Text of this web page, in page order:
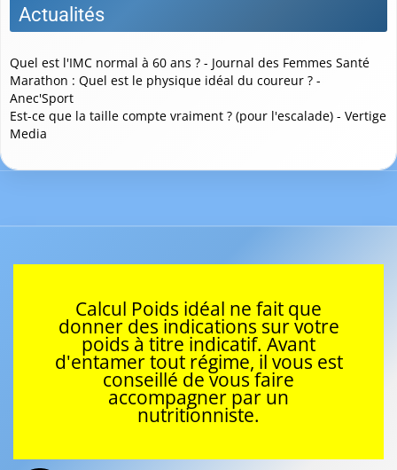
Actualités
Quel est l'IMC normal à 60 ans ? - Journal des Femmes Santé
Marathon : Quel est le physique idéal du coureur ? -
Anec'Sport
Est-ce que la taille compte vraiment ? (pour l'escalade) - Vertige
Media
Calcul Poids idéal ne fait que
donner des indications sur votre
poids à titre indicatif. Avant
d'entamer tout régime, il vous est
conseillé de vous faire
accompagner par un
nutritionniste.